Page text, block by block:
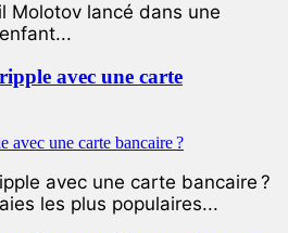
Molotov lancé dans une
avec une carte
avec une carte bancaire ?
les plus populaires...